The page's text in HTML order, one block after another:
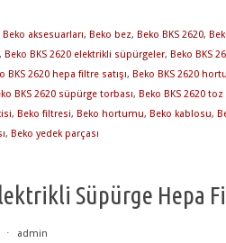
Beko aksesuarları, Beko bez, Beko BKS 2620,
, Beko BKS 2620 elektrikli süpürgeler, Beko BKS
BKS 2620 hepa filtre satışı, Beko BKS 2620
BKS 2620 süpürge torbası, Beko BKS 2620 toz
, Beko filtresi, Beko hortumu, Beko kablosu,
, Beko yedek parçası
Süpürge Hepa
⋅ admin